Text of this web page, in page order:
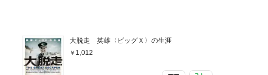
大脱走 英雄〈ビッグＸ〉の生涯
1,012